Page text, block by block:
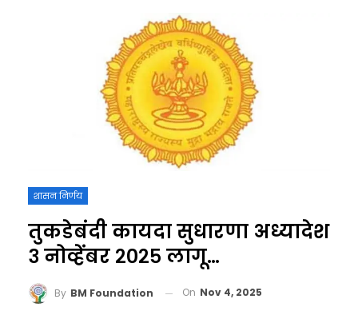
शासन निर्णय
तुकडेबंदी कायदा सुधारणा अध्यादेश
३ नोव्हेंबर २०२५ लागू…
By BM Foundation On Nov 4, 2025